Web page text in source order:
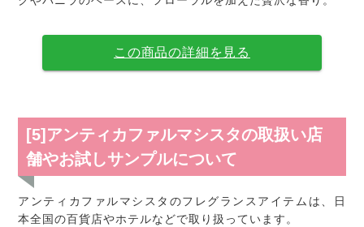
この商品の詳細を見る
[5]アンティカファルマシスタの取扱い店
舗やお試しサンプルについて
アンティカファルマシスタのフレグランスアイテムは、日
本全国の百貨店やホテルなどで取り扱っています。